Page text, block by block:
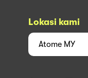
Lokasi kami
Atome MY